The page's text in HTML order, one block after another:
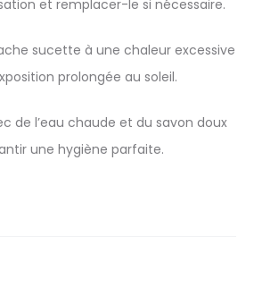
et remplacer-le si nécessaire.
sucette à une chaleur excessive
prolongée au soleil.
de l’eau chaude et du savon doux
une hygiène parfaite.